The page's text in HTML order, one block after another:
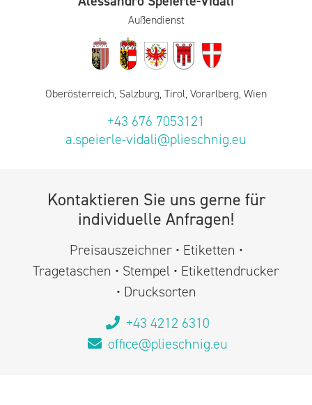
Außendienst
Oberösterreich, Salzburg, Tirol, Vorarlberg, Wien
+43 676 7053121
a.speierle-vidali@plieschnig.eu
Kontaktieren Sie uns gerne für
individuelle Anfragen!
Preisauszeichner • Etiketten •
Tragetaschen • Stempel • Etikettendrucker
• Drucksorten
+43 4212 6310
office@plieschnig.eu